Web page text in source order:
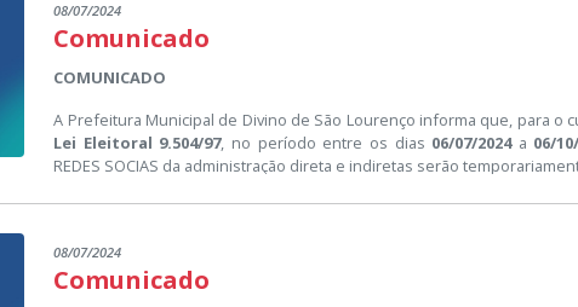
08/07/2024
Comunicado
COMUNICADO
A Prefeitura Municipal de Divino de São Lourenço informa que, para o
Lei Eleitoral 9.504/97, no período entre os dias 06/07/2024a 06/
REDES SOCIAS da administração direta e indiretas serão
08/07/2024
Comunicado